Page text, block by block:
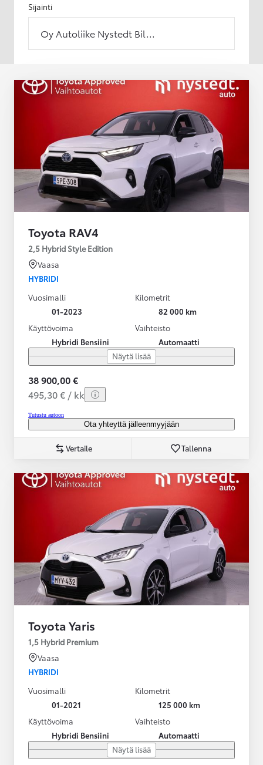
Sijainti
Oy Autoliike Nystedt Bil...
Toyota RAV4
2,5 Hybrid Style Edition
Vaasa
HYBRIDI
Vuosimalli
01-2023
Kilometrit
82 000 km
Käyttövoima
Hybridi Bensiini
Vaihteisto
Automaatti
Näytä lisää
38 900,00 €
495,30 € / kk
Tutustu autoon
Ota yhteyttä jälleenmyyjään
Vertaile Tallenna
Toyota Yaris
1,5 Hybrid Premium
Vaasa
HYBRIDI
Vuosimalli
01-2021
Kilometrit
125 000 km
Käyttövoima
Hybridi Bensiini
Vaihteisto
Automaatti
Näytä lisää